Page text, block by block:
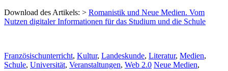
Download des Artikels: > Romanistik und Neue Medien. Vom
Nutzen digitaler Informationen für das Studium und die Schule
Französischunterricht, Kultur, Landeskunde, Literatur, Medien,
Schule, Universität, Veranstaltungen, Web 2.0 Neue Medien,